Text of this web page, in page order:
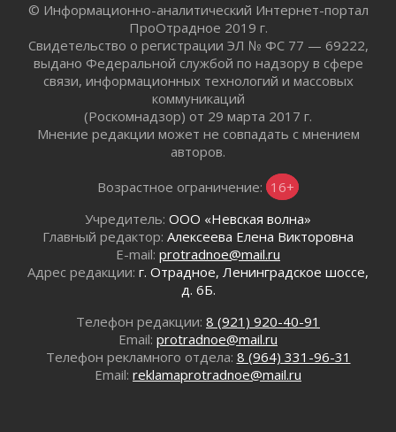
В музей всей семьёй
01 августа 2026
Без заявлений и очередей
01 августа 2026
Не женское это дело...уверены?
01 августа 2026
Айда на пляж!
01 августа 2026
Один в поле — не воин
Пик топливного кризиса в регионе прошёл
О мужестве, долге и стойкости
Ленинградцы — бойцам «Барс-Ленинградец»
31 июля 2026
© Информационно-аналитический Интернет-портал
ПроОтрадное 2019 г.
Свидетельство о регистрации ЭЛ № ФС 77 — 69222,
выдано Федеральной службой по надзору в сфере
связи, информационных технологий и массовых
коммуникаций
(Роскомнадзор) от 29 марта 2017 г.
Мнение редакции может не совпадать с мнением
авторов.
Возрастное ограничение: 16+
Учредитель: ООО «Невская волна»
Главный редактор: Алексеева Елена Викторовна
E-mail: protradnoe@mail.ru
Адрес редакции: г. Отрадное, Ленинградское шоссе,
д. 6Б.
Телефон редакции: 8 (921) 920-40-91
Email: protradnoe@mail.ru
Телефон рекламного отдела: 8 (964) 331-96-31
Email: reklamaprotradnoe@mail.ru